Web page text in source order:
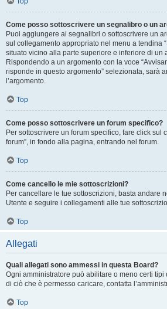
Come posso sottoscrivere un segnalibro o un
Puoi aggiungere ai segnalibri o sottoscrivere un
sul collegamento appropriato nel menu a tendina
situato vicino alla parte superiore e inferiore di un
Rispondendo a un argomento con la voce
risponde in questo argomento” selezionata, sarà
l’argomento.
Top
Come posso sottoscrivere un forum specifico?
Per sottoscrivere un forum specifico, fare click sul
forum”, in fondo alla pagina, entrando nel forum.
Top
Come cancello le mie sottoscrizioni?
Per cancellare le tue sottoscrizioni, basta andare
Utente e seguire i collegamenti alle tue
Top
Allegati
Quali allegati sono ammessi in questa Board?
Ogni amministratore può abilitare o meno certi
di ciò che è permesso caricare, contatta
Top